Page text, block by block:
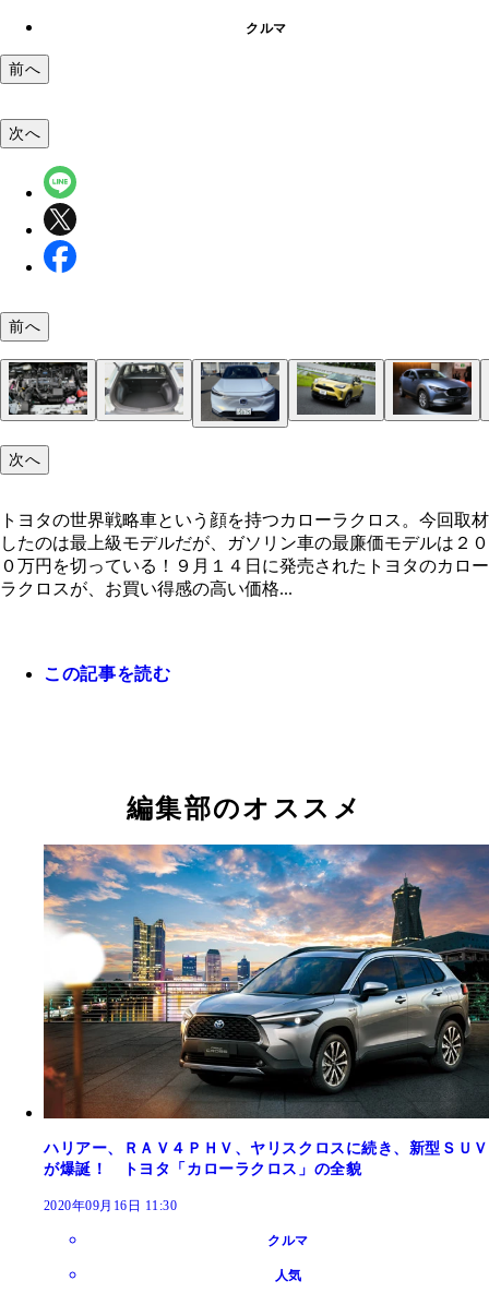
クルマ
前へ
クは大型グリルが特徴的。実際、目にするとけっ
力のある顔面に仕上がっている。ヘッドライトは
ている。頭上空間にも余裕がある
８９００円、発売：２０２１年４月、値引き：１
円、リセールバリュー：Ｂ。初代の世界累計は３
台以上を誇るＳＵＶの絶対王者。その２代目とな
モデルは圧倒的な上質さと室内の広さを誇る
がトヨタ・ヤリス。そのＳＵＶがヤリスクロスだ
ス譲りの走りの良さと燃費はクラストップ
追随を許さない。マツダらしいスポーティな走り
的だ。エンジンはガソリンとディーゼルを用意
車に採用したのがキックスだ。その電動感の強い
加速力に優れ、静粛性もすこぶる高い
次へ
前へ
次へ
トヨタの世界戦略車という顔を持つカローラクロス。今回取材
したのは最上級モデルだが、ガソリン車の最廉価モデルは２０
０万円を切っている！９月１４日に発売されたトヨタのカロー
ラクロスが、お買い得感の高い価格...
この記事を読む
編集部のオススメ
ハリアー、ＲＡＶ４ＰＨＶ、ヤリスクロスに続き、新型ＳＵＶ
が爆誕！ トヨタ「カローラクロス」の全貌
2020年09月16日 11:30
クルマ
人気